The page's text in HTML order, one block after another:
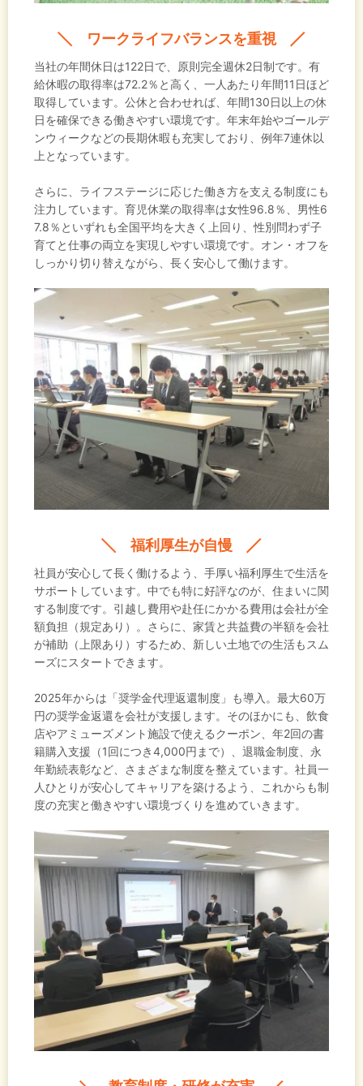
ワークライフバランスを重視
当社の年間休日は122日で、原則完全週休2日制です。有
給休暇の取得率は72.2％と高く、一人あたり年間11日ほど
取得しています。公休と合わせれば、年間130日以上の休
日を確保できる働きやすい環境です。年末年始やゴールデ
ンウィークなどの長期休暇も充実しており、例年7連休以
上となっています。
さらに、ライフステージに応じた働き方を支える制度にも
注力しています。育児休業の取得率は女性96.8％、男性6
7.8％といずれも全国平均を大きく上回り、性別問わず子
育てと仕事の両立を実現しやすい環境です。オン・オフを
しっかり切り替えながら、長く安心して働けます。
福利厚生が自慢
社員が安心して長く働けるよう、手厚い福利厚生で生活を
サポートしています。中でも特に好評なのが、住まいに関
する制度です。引越し費用や赴任にかかる費用は会社が全
額負担（規定あり）。さらに、家賃と共益費の半額を会社
が補助（上限あり）するため、新しい土地での生活もスム
ーズにスタートできます。
2025年からは「奨学金代理返還制度」も導入。最大60万
円の奨学金返還を会社が支援します。そのほかにも、飲食
店やアミューズメント施設で使えるクーポン、年2回の書
籍購入支援（1回につき4,000円まで）、退職金制度、永
年勤続表彰など、さまざまな制度を整えています。社員一
人ひとりが安心してキャリアを築けるよう、これからも制
度の充実と働きやすい環境づくりを進めていきます。